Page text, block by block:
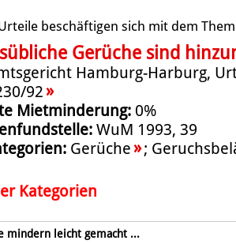
beschäftigen sich mit dem
Gerüche sind
Hamburg-Harburg,
92»
Mietminderung: 0%
WuM 1993, 39
Gerüche»;
Kategorien
mindern leicht gemacht ...